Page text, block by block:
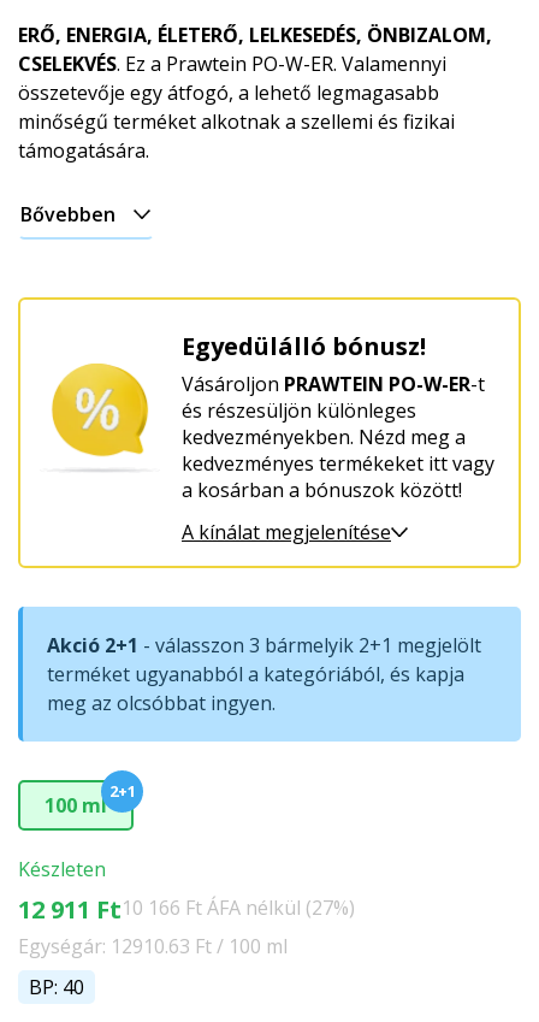
Pihenéshez
és
esti
kikapcsolódáshoz
harmóniához
és
ERŐ, ENERGIA, ÉLETERŐ, LELKESEDÉS, ÖNBIZALOM,
CSELEKVÉS. Ez a Prawtein PO-W-ER. Valamennyi
összetevője egy átfogó, a lehető legmagasabb
minőségű terméket alkotnak a szellemi és fizikai
támogatására.
Bővebben
Egyedülálló bónusz!
Vásároljon PRAWTEIN PO-W-ER-t
és részesüljön különleges
kedvezményekben. Nézd meg a
kedvezményes termékeket itt vagy
a kosárban a bónuszok között!
A kínálat megjelenítése
Akció 2+1 - válasszon 3 bármelyik 2+1 megjelölt
terméket ugyanabból a kategóriából, és kapja
meg az olcsóbbat ingyen.
100 ml
2+1
Készleten
12 911 Ft10 166 Ft ÁFA nélkül (27%)
Egységár: 12910.63 Ft / 100 ml
BP: 40